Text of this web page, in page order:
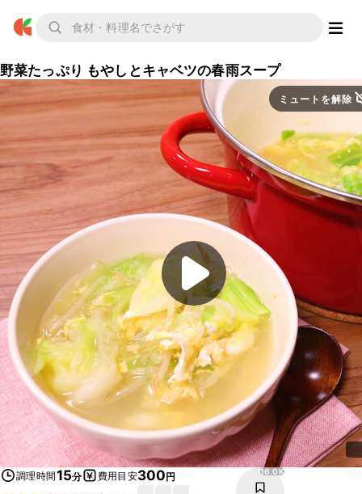
野菜たっぷり もやしとキャベツの春雨スープ
ミュートを解除
調理時間15分 費用目安300円 16.0K